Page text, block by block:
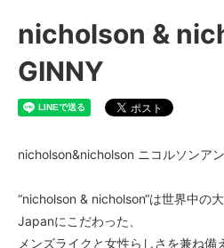
nicholson &
GINNY
nicholson&nicholson ニコルソンア
“nicholson & nicholson“は世界中の
Japanにこだわった、
メンズライクと女性らしさを兼ね備